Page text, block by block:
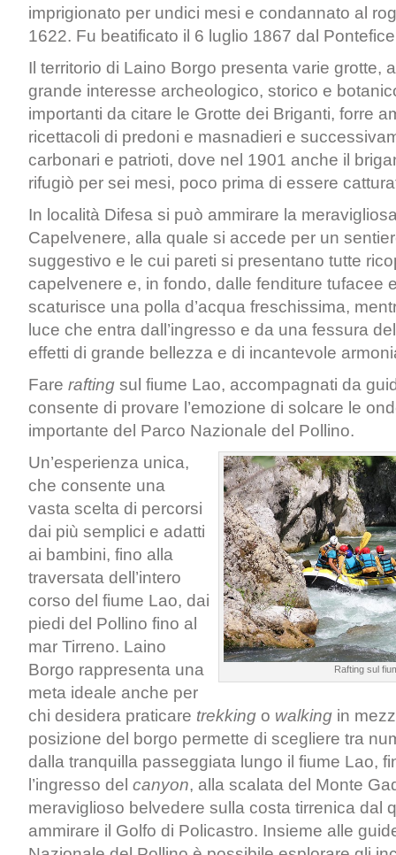
imprigionato per undici mesi e condannato al
1622. Fu beatificato il 6 luglio 1867 dal
Il territorio di Laino Borgo presenta varie grotte,
grande interesse archeologico, storico e
importanti da citare le Grotte dei Briganti, forre
ricettacoli di predoni e masnadieri e
carbonari e patrioti, dove nel 1901 anche il
rifugiò per sei mesi, poco prima di essere
In località Difesa si può ammirare la
Capelvenere, alla quale si accede per un
suggestivo e le cui pareti si presentano tutte
capelvenere e, in fondo, dalle fenditure tufacee
scaturisce una polla d’acqua freschissima,
luce che entra dall’ingresso e da una fessura
effetti di grande bellezza e di incantevole
Fare rafting sul fiume Lao, accompagnati da
consente di provare l’emozione di solcare le
importante del Parco Nazionale del Pollino.
Rafting sul
Un’esperienza unica,
che consente una
vasta scelta di percorsi
dai più semplici e adatti
ai bambini, fino alla
traversata dell’intero
corso del fiume Lao, dai
piedi del Pollino fino al
mar Tirreno. Laino
Borgo rappresenta una
meta ideale anche per
chi desidera praticare trekking o walking in
posizione del borgo permette di scegliere tra
dalla tranquilla passeggiata lungo il fiume Lao,
l’ingresso del canyon, alla scalata del Monte
meraviglioso belvedere sulla costa tirrenica dal
ammirare il Golfo di Policastro. Insieme alle